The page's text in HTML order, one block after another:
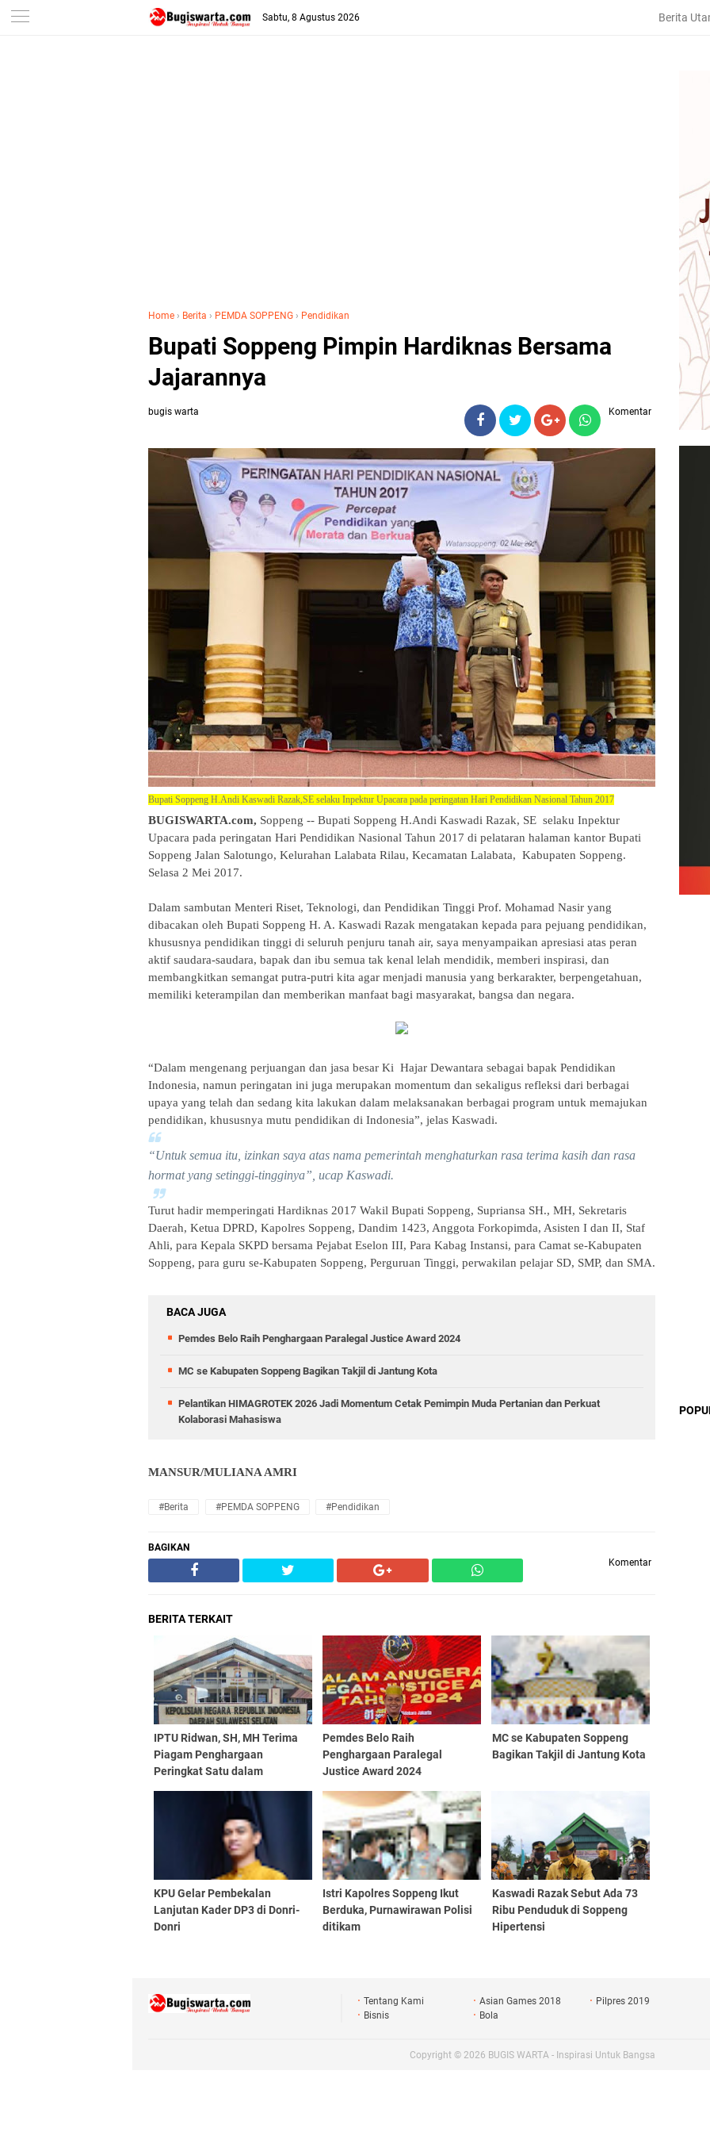
-->
Sabtu, 8 Agustus 2026 Berita
Home › Berita › PEMDA SOPPENG › Pendidikan
Bupati Soppeng Pimpin Hardiknas Bersama
Jajarannya
bugis warta Komentar
Bupati Soppeng H.Andi Kaswadi Razak,SE selaku Inpektur Upacara pada peringatan Hari Pendidikan Nasional Tahun 2017
BUGISWARTA.com, Soppeng -- Bupati Soppeng H.Andi Kaswadi Razak, SE selaku Inpektur
Upacara pada peringatan Hari Pendidikan Nasional Tahun 2017 di pelataran halaman kantor Bupati
Soppeng Jalan Salotungo, Kelurahan Lalabata Rilau, Kecamatan Lalabata, Kabupaten Soppeng.
Selasa 2 Mei 2017.
Dalam sambutan Menteri Riset, Teknologi, dan Pendidikan Tinggi Prof. Mohamad Nasir yang
dibacakan oleh Bupati Soppeng H. A. Kaswadi Razak mengatakan kepada para pejuang pendidikan,
khususnya pendidikan tinggi di seluruh penjuru tanah air, saya menyampaikan apresiasi atas peran
aktif saudara-saudara, bapak dan ibu semua tak kenal lelah mendidik, memberi inspirasi, dan
membangkitkan semangat putra-putri kita agar menjadi manusia yang berkarakter, berpengetahuan,
memiliki keterampilan dan memberikan manfaat bagi masyarakat, bangsa dan negara.
“Dalam mengenang perjuangan dan jasa besar Ki Hajar Dewantara sebagai bapak Pendidikan
Indonesia, namun peringatan ini juga merupakan momentum dan sekaligus refleksi dari berbagai
upaya yang telah dan sedang kita lakukan dalam melaksanakan berbagai program untuk memajukan
pendidikan, khususnya mutu pendidikan di Indonesia”, jelas Kaswadi.
“Untuk semua itu, izinkan saya atas nama pemerintah menghaturkan rasa terima kasih dan rasa
hormat yang setinggi-tingginya”, ucap Kaswadi.
Turut hadir memperingati Hardiknas 2017 Wakil Bupati Soppeng, Supriansa SH., MH, Sekretaris
Daerah, Ketua DPRD, Kapolres Soppeng, Dandim 1423, Anggota Forkopimda, Asisten I dan II, Staf
Ahli, para Kepala SKPD bersama Pejabat Eselon III, Para Kabag Instansi, para Camat se-Kabupaten
Soppeng, para guru se-Kabupaten Soppeng, Perguruan Tinggi, perwakilan pelajar SD, SMP, dan SMA.
BACA JUGA
Pemdes Belo Raih Penghargaan Paralegal Justice Award 2024
MC se Kabupaten Soppeng Bagikan Takjil di Jantung Kota
Pelantikan HIMAGROTEK 2026 Jadi Momentum Cetak Pemimpin Muda Pertanian dan Perkuat
Kolaborasi Mahasiswa
MANSUR/MULIANA AMRI
#Berita #PEMDA SOPPENG #Pendidikan
BAGIKAN
Komentar
BERITA TERKAIT
IPTU Ridwan, SH, MH Terima
Piagam Penghargaan
Peringkat Satu dalam
Pemdes Belo Raih
Penghargaan Paralegal
Justice Award 2024
MC se Kabupaten Soppeng
Bagikan Takjil di Jantung Kota
KPU Gelar Pembekalan
Lanjutan Kader DP3 di Donri-
Donri
Istri Kapolres Soppeng Ikut
Berduka, Purnawirawan Polisi
ditikam
Kaswadi Razak Sebut Ada 73
Ribu Penduduk di Soppeng
Hipertensi
Tentang Kami Asian Games 2018
Pilpres 2019
Bisnis
Bola
Copyright © 2026 BUGIS WARTA - Inspirasi Untuk Bangsa